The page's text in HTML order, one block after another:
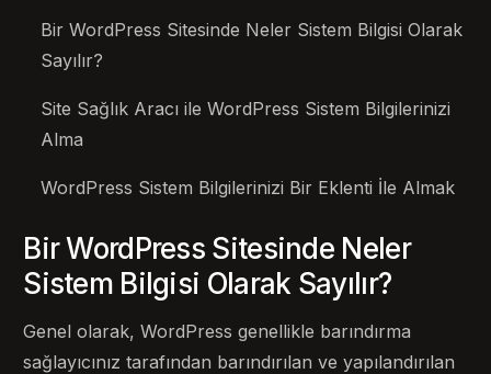
Bir WordPress Sitesinde Neler Sistem Bilgisi Olarak
Sayılır?
Site Sağlık Aracı ile WordPress Sistem Bilgilerinizi
Alma
WordPress Sistem Bilgilerinizi Bir Eklenti İle Almak
Bir WordPress Sitesinde Neler
Sistem Bilgisi Olarak Sayılır?
Genel olarak, WordPress genellikle barındırma
sağlayıcınız tarafından barındırılan ve yapılandırılan